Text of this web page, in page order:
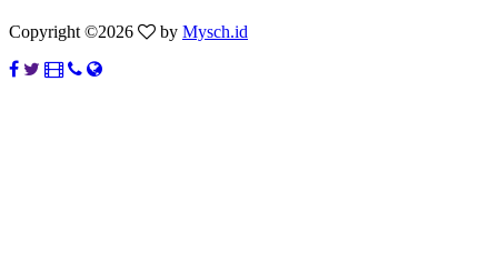
Copyright ©2026 by Mysch.id